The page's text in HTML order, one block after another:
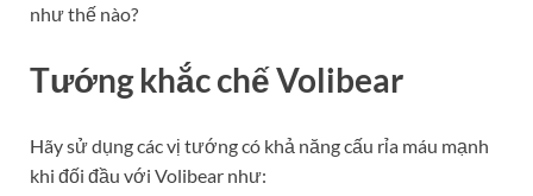
như thế nào?
Tướng khắc chế Volibear
Hãy sử dụng các vị tướng có khả năng cấu rỉa máu mạnh
khi đối đầu với Volibear như: